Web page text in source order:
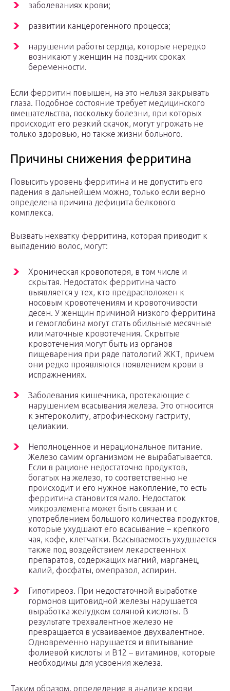
заболеваниях крови;
развитии канцерогенного процесса;
нарушении работы сердца, которые нередко
возникают у женщин на поздних сроках
беременности.
Если ферритин повышен, на это нельзя закрывать
глаза. Подобное состояние требует медицинского
вмешательства, поскольку болезни, при которых
происходит его резкий скачок, могут угрожать не
только здоровью, но также жизни больного.
Причины снижения ферритина
Повысить уровень ферритина и не допустить его
падения в дальнейшем можно, только если верно
определена причина дефицита белкового
комплекса.
Вызвать нехватку ферритина, которая приводит к
выпадению волос, могут:
Хроническая кровопотеря, в том числе и
скрытая. Недостаток ферритина часто
выявляется у тех, кто предрасположен к
носовым кровотечениям и кровоточивости
десен. У женщин причиной низкого ферритина
и гемоглобина могут стать обильные месячные
или маточные кровотечения. Скрытые
кровотечения могут быть из органов
пищеварения при ряде патологий ЖКТ, причем
они редко проявляются появлением крови в
испражнениях.
Заболевания кишечника, протекающие с
нарушением всасывания железа. Это относится
к энтероколиту, атрофическому гастриту,
целиакии.
Неполноценное и нерациональное питание.
Железо самим организмом не вырабатывается.
Если в рационе недостаточно продуктов,
богатых на железо, то соответственно не
происходит и его нужное накопление, то есть
ферритина становится мало. Недостаток
микроэлемента может быть связан и с
употреблением большого количества продуктов,
которые ухудшают его всасывание – крепкого
чая, кофе, клетчатки. Всасываемость ухудшается
также под воздействием лекарственных
препаратов, содержащих магний, марганец,
калий, фосфаты, омепразол, аспирин.
Гипотиреоз. При недостаточной выработке
гормонов щитовидной железы нарушается
выработка желудком соляной кислоты. В
результате трехвалентное железо не
превращается в усваиваемое двухвалентное.
Одновременно нарушается и впитывание
фолиевой кислоты и В12 – витаминов, которые
необходимы для усвоения железа.
Таким образом, определение в анализе крови